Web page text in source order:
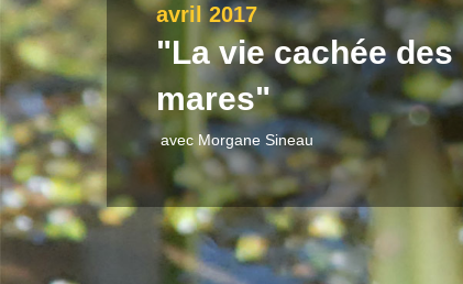
avril 2017
"La vie cachée des
mares"
avec Morgane Sineau